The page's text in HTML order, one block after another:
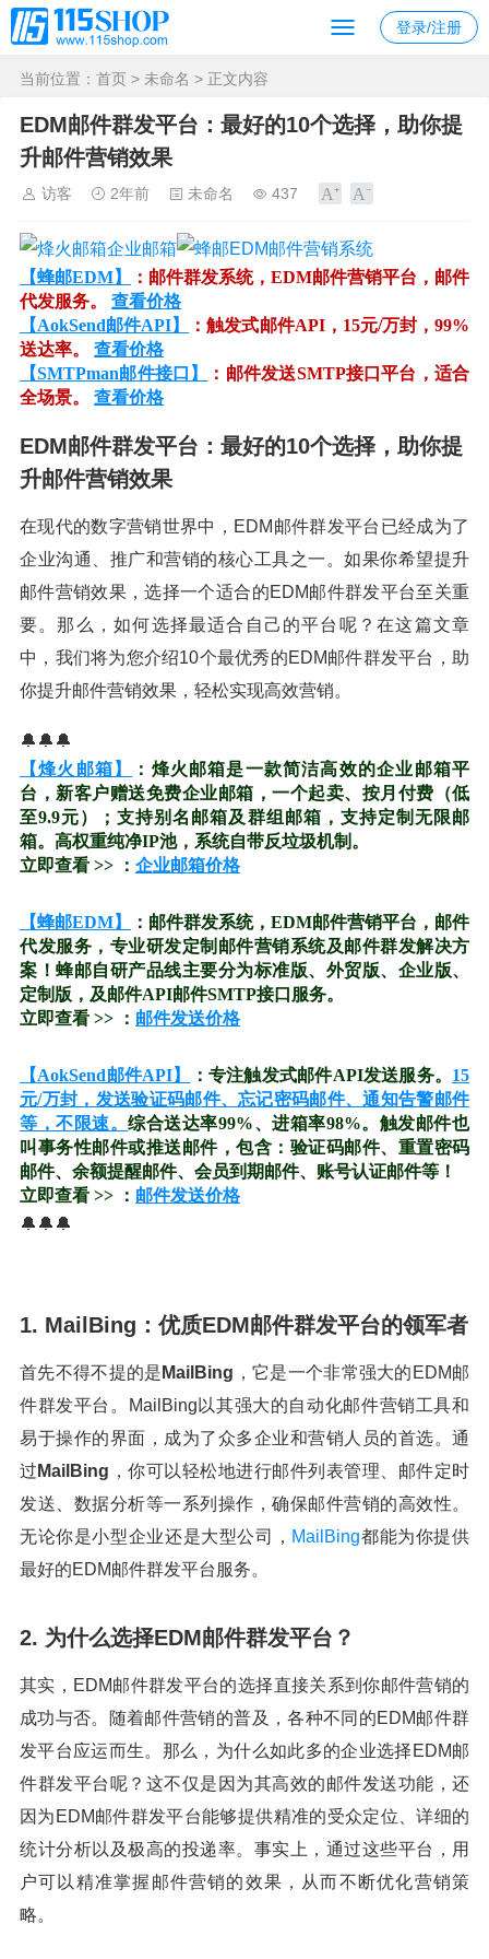
登录/注册
当前位置： 首页 > 未命名 > 正文内容
EDM邮件群发平台：最好的10个选择，助你提
升邮件营销效果
访客 2年前 未命名 437
【蜂邮EDM】
：邮件群发系统，EDM邮件营销平台，邮件
代发服务。 查看价格
【AokSend邮件API】
：触发式邮件API，15元/万封，99%
送达率。 查看价格
【SMTPman邮件接口】
：邮件发送SMTP接口平台，适合
全场景。 查看价格
EDM邮件群发平台：最好的10个选择，助你提
升邮件营销效果
在现代的数字营销世界中，EDM邮件群发平台已经成为了
企业沟通、推广和营销的核心工具之一。如果你希望提升
邮件营销效果，选择一个适合的EDM邮件群发平台至关重
要。那么，如何选择最适合自己的平台呢？在这篇文章
中，我们将为您介绍10个最优秀的EDM邮件群发平台，助
你提升邮件营销效果，轻松实现高效营销。
🔔🔔🔔
【烽火邮箱】
：烽火邮箱是一款简洁高效的企业邮箱平
台，新客户赠送免费企业邮箱，一个起卖、按月付费（低
至9.9元）；支持别名邮箱及群组邮箱，支持定制无限邮
箱。高权重纯净IP池，系统自带反垃圾机制。
立即查看 >> ： 企业邮箱价格
【蜂邮EDM】
：邮件群发系统，EDM邮件营销平台，邮件
代发服务，专业研发定制邮件营销系统及邮件群发解决方
案！蜂邮自研产品线主要分为标准版、外贸版、企业版、
定制版，及邮件API邮件SMTP接口服务。
立即查看 >> ： 邮件发送价格
【AokSend邮件API】 ：专注触发式邮件API发送服务。 15
元/万封，发送验证码邮件、忘记密码邮件、通知告警邮件
等，不限速。综合送达率99%、进箱率98%。触发邮件也
叫事务性邮件或推送邮件，包含：验证码邮件、重置密码
邮件、余额提醒邮件、会员到期邮件、账号认证邮件等！
立即查看 >> ： 邮件发送价格
🔔🔔🔔
1. MailBing：优质EDM邮件群发平台的领军者
首先不得不提的是 MailBing ，它是一个非常强大的EDM邮
件群发平台。MailBing以其强大的自动化邮件营销工具和
易于操作的界面，成为了众多企业和营销人员的首选。通
过 MailBing ，你可以轻松地进行邮件列表管理、邮件定时
发送、数据分析等一系列操作，确保邮件营销的高效性。
无论你是小型企业还是大型公司， MailBing都能为你提供
最好的EDM邮件群发平台服务。
2. 为什么选择EDM邮件群发平台？
其实，EDM邮件群发平台的选择直接关系到你邮件营销的
成功与否。随着邮件营销的普及，各种不同的EDM邮件群
发平台应运而生。那么，为什么如此多的企业选择EDM邮
件群发平台呢？这不仅是因为其高效的邮件发送功能，还
因为EDM邮件群发平台能够提供精准的受众定位、详细的
统计分析以及极高的投递率。事实上，通过这些平台，用
户可以精准掌握邮件营销的效果，从而不断优化营销策
略。